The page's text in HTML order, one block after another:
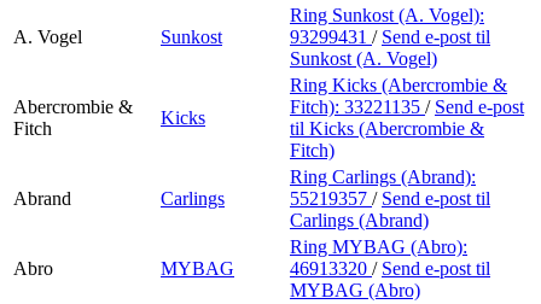
Finn frem
A. Vogel Sunkost
Ring Sunkost (A. Vogel):
93299431 / Send e-post til
Sunkost (A. Vogel)
Abercrombie &
Fitch
Kicks
Ring Kicks (Abercrombie &
Fitch): 33221135 / Send e-post
til Kicks (Abercrombie &
Fitch)
Abrand Carlings
Ring Carlings (Abrand):
55219357 / Send e-post til
Carlings (Abrand)
Abro MYBAG
Ring MYBAG (Abro):
46913320 / Send e-post til
MYBAG (Abro)